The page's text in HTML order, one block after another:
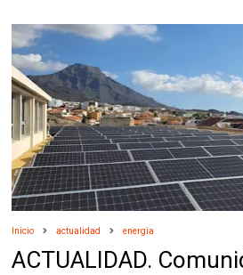
Inicio actualidad energia
ACTUALIDAD.